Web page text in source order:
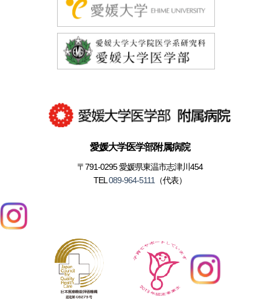
愛媛大学医学部附属病院
〒791-0295 愛媛県東温市志津川454
TEL089-964-5111（代表）